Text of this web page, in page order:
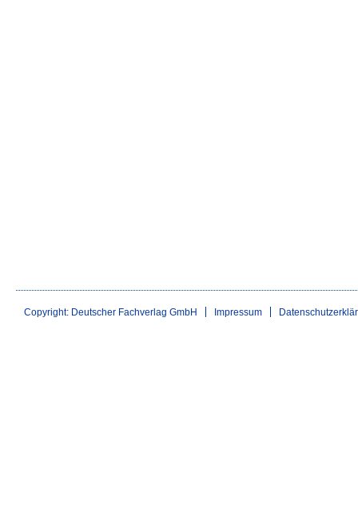
Copyright: Deutscher Fachverlag GmbH Impressum